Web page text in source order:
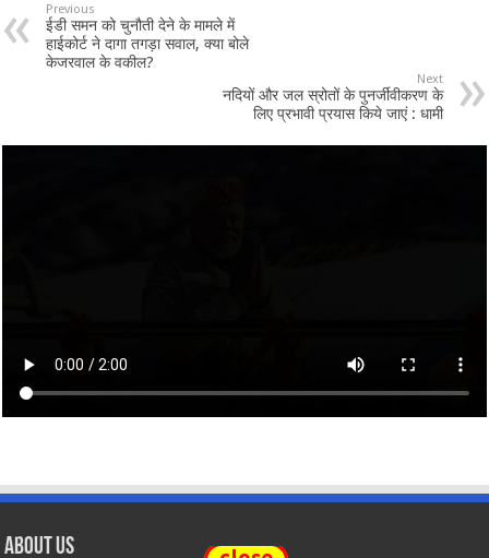
Previous
ईडी समन को चुनौती देने के मामले में
हाईकोर्ट ने दागा तगड़ा सवाल, क्या बोले
केजरवाल के वकील?
Next
नदियों और जल स्रोतों के पुनर्जीवीकरण के
लिए प्रभावी प्रयास किये जाएं : धामी
About Us